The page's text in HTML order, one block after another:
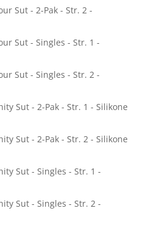
Sut - 2-Pak - Str. 2 -
Sut - Singles - Str. 1 -
Sut - Singles - Str. 2 -
Sut - 2-Pak - Str. 1 - Silikone
Sut - 2-Pak - Str. 2 - Silikone
Sut - Singles - Str. 1 -
Sut - Singles - Str. 2 -